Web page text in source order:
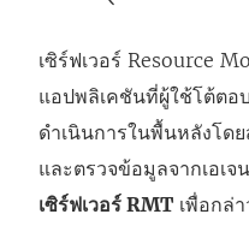
เซิร์ฟเวอร์ Resource
แอปพลิเคชันที่ผู้ใช้โต้ตอ
ดำเนินการในพื้นหลังโด
และตรวจข้อมูลจากเอเจ
เซิร์ฟเวอร์ RMT เพื่อกล่